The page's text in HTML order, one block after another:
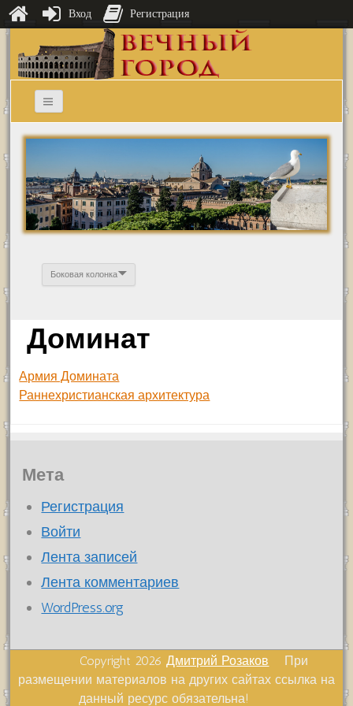
Боковая колонка
Доминат
Армия Домината
Раннехристианская архитектура
Мета
Регистрация
Войти
Лента записей
Лента комментариев
WordPress.org
Copyright 2026Дмитрий Розаков При
размещении материалов на других сайтах ссылка на
данный ресурс обязательна!
Вход Регистрация